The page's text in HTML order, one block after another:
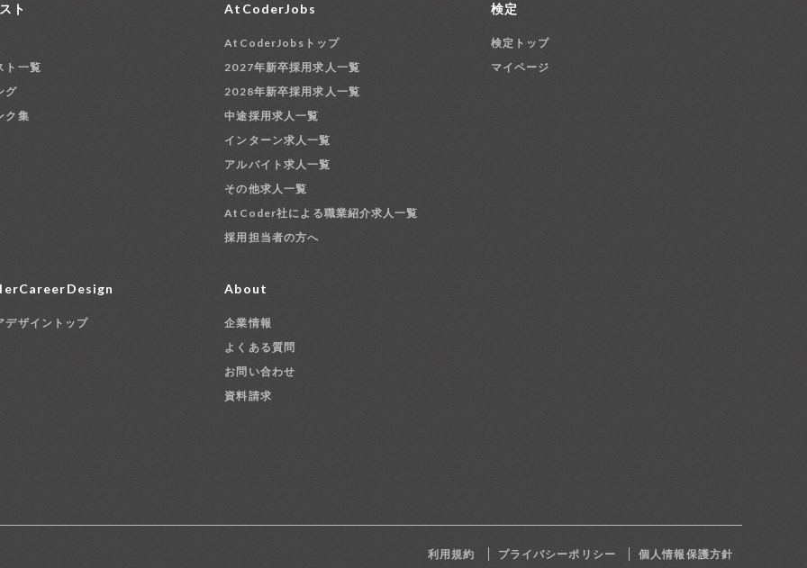
ト
ト一覧
グ
ク集
AtCoderJobs
AtCoderJobsトップ
2027年新卒採用求人一覧
2028年新卒採用求人一覧
中途採用求人一覧
インターン求人一覧
アルバイト求人一覧
その他求人一覧
AtCoder社による職業紹介求人一覧
採用担当者の方へ
検定
検定トップ
マイページ
デザイントップ
About
企業情報
よくある質問
お問い合わせ
資料請求
利用規約 プライバシーポリシー 個人情報保護方針